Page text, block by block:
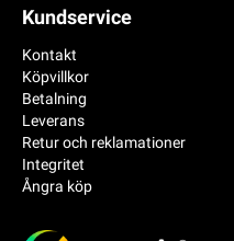
Kundservice
Kontakt
Köpvillkor
Betalning
Leverans
Retur och reklamationer
Integritet
Ångra köp